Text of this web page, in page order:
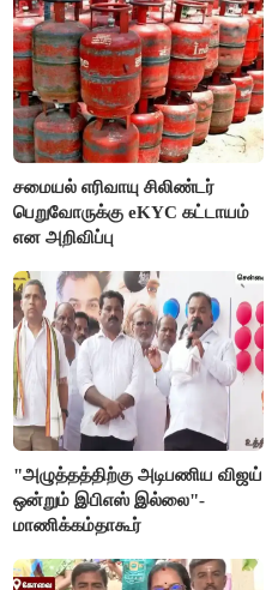
சமையல் எரிவாயு சிலிண்டர்
பெறுவோருக்கு eKYC கட்டாயம்
என அறிவிப்பு
"அழுத்தத்திற்கு அடிபணிய விஜய்
ஒன்றும் இபிஎஸ் இல்லை"-
மாணிக்கம்தாகூர்